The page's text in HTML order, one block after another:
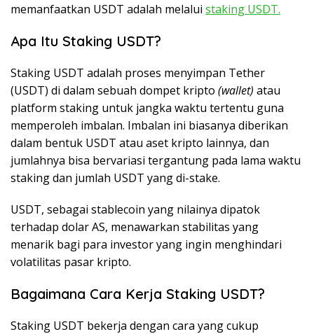
memanfaatkan USDT adalah melalui staking USDT.
Apa Itu Staking USDT?
Staking USDT adalah proses menyimpan Tether
(USDT) di dalam sebuah dompet kripto (wallet) atau
platform staking untuk jangka waktu tertentu guna
memperoleh imbalan. Imbalan ini biasanya diberikan
dalam bentuk USDT atau aset kripto lainnya, dan
jumlahnya bisa bervariasi tergantung pada lama waktu
staking dan jumlah USDT yang di-stake.
USDT, sebagai stablecoin yang nilainya dipatok
terhadap dolar AS, menawarkan stabilitas yang
menarik bagi para investor yang ingin menghindari
volatilitas pasar kripto.
Bagaimana Cara Kerja Staking USDT?
Staking USDT bekerja dengan cara yang cukup